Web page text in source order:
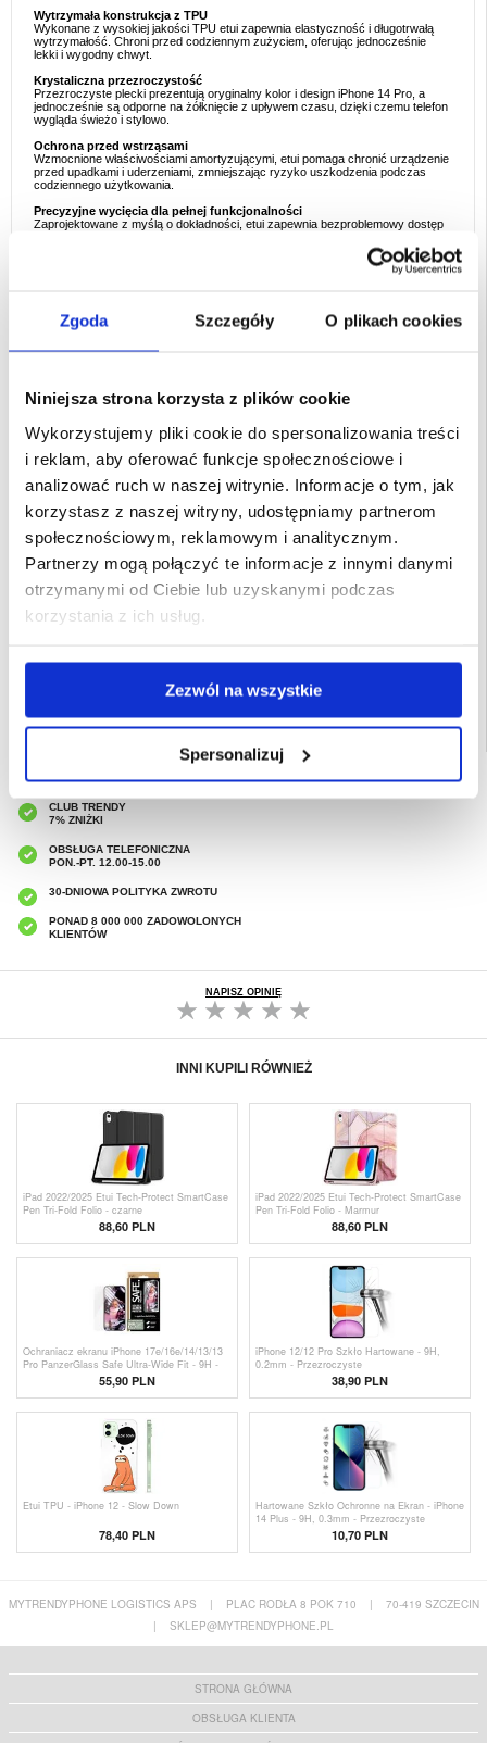
Zgoda Szczegóły O plikach cookies
Niniejsza strona korzysta z plików cookie
Wykorzystujemy pliki cookie do spersonalizowania treści
i reklam, aby oferować funkcje społecznościowe i
analizować ruch w naszej witrynie. Informacje o tym, jak
korzystasz z naszej witryny, udostępniamy partnerom
społecznościowym, reklamowym i analitycznym.
Partnerzy mogą połączyć te informacje z innymi danymi
otrzymanymi od Ciebie lub uzyskanymi podczas
korzystania z ich usług.
Zezwól na wszystkie
Spersonalizuj
Wytrzymała konstrukcja z TPU
Wykonane z wysokiej jakości TPU etui zapewnia elastyczność i długotrwałą
wytrzymałość. Chroni przed codziennym zużyciem, oferując jednocześnie
lekki i wygodny chwyt.
Krystaliczna przezroczystość
Przezroczyste plecki prezentują oryginalny kolor i design iPhone 14 Pro, a
jednocześnie są odporne na żółknięcie z upływem czasu, dzięki czemu telefon
wygląda świeżo i stylowo.
Ochrona przed wstrząsami
Wzmocnione właściwościami amortyzującymi, etui pomaga chronić urządzenie
przed upadkami i uderzeniami, zmniejszając ryzyko uszkodzenia podczas
codziennego użytkowania.
Precyzyjne wycięcia dla pełnej funkcjonalności
Zaprojektowane z myślą o dokładności, etui zapewnia bezproblemowy dostęp
codziennego stylu i bezpieczeństwa.
- Krystalicznie przezroczysty tył odporny na żółknięcie i eksponujący telefon
- Amortyzująca wstrząsy ochrona przed upadkami i uderzeniami
- Smukły, lekki i wygodny w trzymaniu
Przykłady idealnego zastosowania
- Stylowa ochrona na co dzień dla iPhone 14 Pro
- Idealne akcesorium dla miłośników uroczych, kobiecych wzorów
- Prezentuje oryginalny kolor telefonu, jednocześnie zapewniając mu
bezpieczeństwo
- Świetny do codziennych, szkolnych lub profesjonalnych ustawień
Kompatybilność:
iPhone 14 Pro
Pakowanie: Luzem
EAN: 5714122575739
SZYBKA DOSTAWA
CLUB TRENDY
7% ZNIŻKI
OBSŁUGA TELEFONICZNA
PON.-PT. 12.00-15.00
30-DNIOWA POLITYKA ZWROTU
PONAD 8 000 000 ZADOWOLONYCH
KLIENTÓW
NAPISZ OPINIĘ
INNI KUPILI RÓWNIEŻ
iPad 2022/2025 Etui Tech-Protect SmartCase
Pen Tri-Fold Folio - czarne
88,60 PLN
iPad 2022/2025 Etui Tech-Protect SmartCase
Pen Tri-Fold Folio - Marmur
88,60 PLN
Ochraniacz ekranu iPhone 17e/16e/14/13/13
Pro PanzerGlass Safe Ultra-Wide Fit - 9H -
55,90 PLN
iPhone 12/12 Pro Szkło Hartowane - 9H,
0.2mm - Przezroczyste
38,90 PLN
Etui TPU - iPhone 12 - Slow Down
78,40 PLN
Hartowane Szkło Ochronne na Ekran - iPhone
14 Plus - 9H, 0.3mm - Przezroczyste
10,70 PLN
MYTRENDYPHONE LOGISTICS APS | PLAC RODŁA 8 POK 710 |
70-419 SZCZECIN
|
SKLEP@MYTRENDYPHONE.PL
STRONA GŁÓWNA
OBSŁUGA KLIENTA